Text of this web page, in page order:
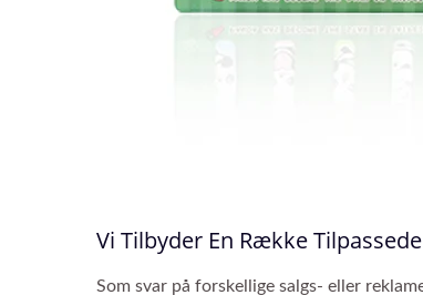
Vi Tilbyder En Række
Som svar på forskellige salgs- eller